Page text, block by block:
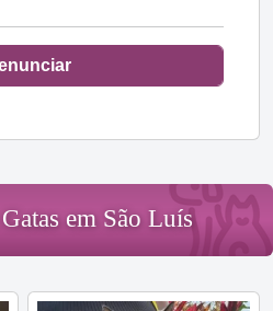
em São Luís